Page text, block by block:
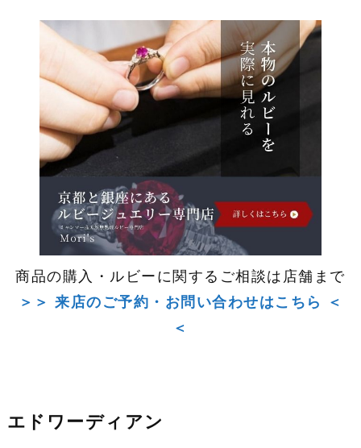
商品の購入・ルビーに関するご相談は店舗まで
＞＞ 来店のご予約・お問い合わせはこちら ＜
＜
エドワーディアン